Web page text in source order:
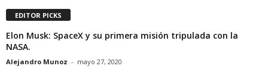
EDITOR PICKS
Elon Musk: SpaceX y su primera misión tripulada con la
NASA.
Alejandro Munoz - mayo 27, 2020